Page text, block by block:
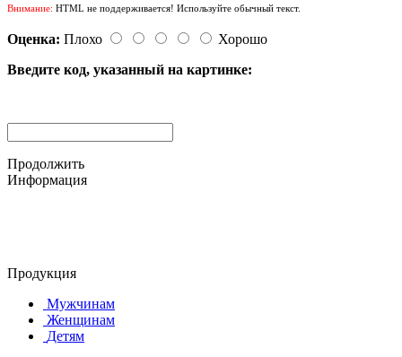
Внимание: HTML не поддерживается! Используйте обычный текст.
Оценка: Плохо
Хорошо
Введите код, указанный на картинке:
Продолжить
Информация
Продукция
Мужчинам
Женщинам
Детям